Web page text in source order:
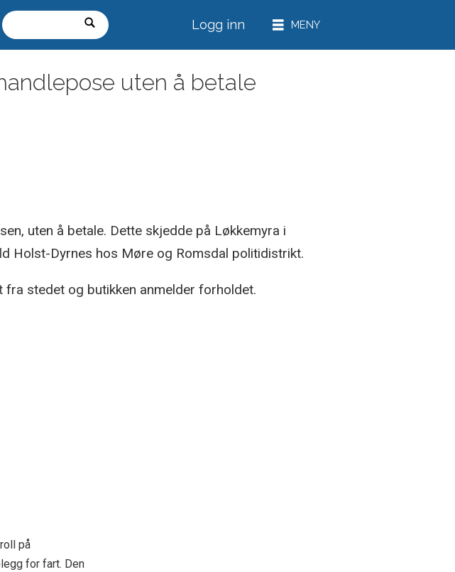
Søk
Logg inn
uten å betale
uten å betale. Dette skjedde på Løkkemyra i
Holst-Dyrnes hos Møre og Romsdal politidistrikt.
stedet og butikken anmelder forholdet.
på
for fart. Den